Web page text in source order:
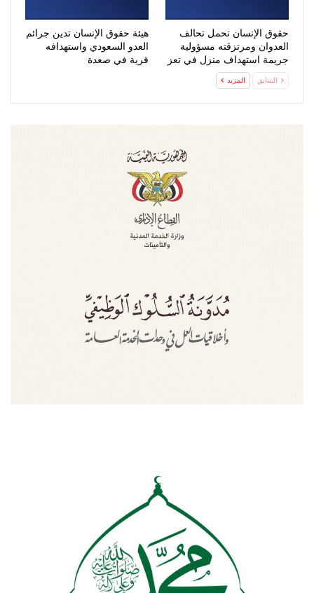
حقوق الإنسان تحمل تحالف
العدوان ومرتزقته مسؤولية
جريمة استهداف منزل في تعز
هيئة حقوق الإنسان تدين جرائم
العدو السعودي واستهدافه
قرية في صعدة
السابق المزيد